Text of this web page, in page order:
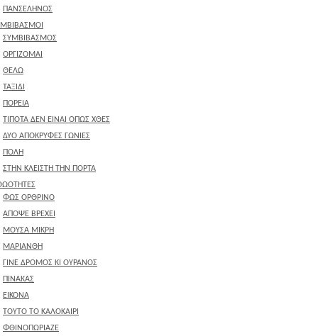
ΠΑΝΣΕΛΗΝΟΣ
ΣΥΜΒΙΒΑΣΜΟΣ
ΟΡΓΙΖΟΜΑΙ
ΘΕΛΩ
ΤΑΞΙΔΙ
ΠΟΡΕΙΑ
ΤΙΠΟΤΑ ΔΕΝ ΕΙΝΑΙ ΟΠΩΣ ΧΘΕΣ
ΔΥΟ ΑΠΟΚΡΥΦΕΣ ΓΩΝΙΕΣ
ΠΟΛΗ
ΣΤΗΝ ΚΛΕΙΣΤΗ ΤΗΝ ΠΟΡΤΑ
ΦΩΣ ΟΡΘΡΙΝΟ
ΑΠΟΨΕ ΒΡΕΧΕΙ
ΜΟΥΣΑ ΜΙΚΡΗ
ΜΑΡΙΑΝΘΗ
ΓΙΝΕ ΔΡΟΜΟΣ ΚΙ ΟΥΡΑΝΟΣ
ΠΙΝΑΚΑΣ
ΕΙΚΟΝΑ
ΤΟΥΤΟ ΤΟ ΚΑΛΟΚΑΙΡΙ
ΦΘΙΝΟΠΩΡΙΑΖΕ